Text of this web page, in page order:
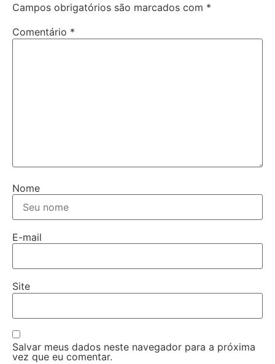
Campos obrigatórios são marcados com *
Comentário *
Nome
E-mail
Site
Salvar meus dados neste navegador para a próxima
vez que eu comentar.